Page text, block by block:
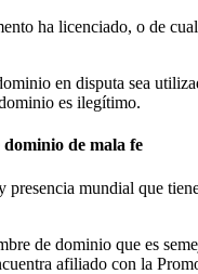
ha licenciado, o de
en disputa sea
es ilegítimo.
de mala fe
presencia mundial que
de dominio que es
afiliado con la